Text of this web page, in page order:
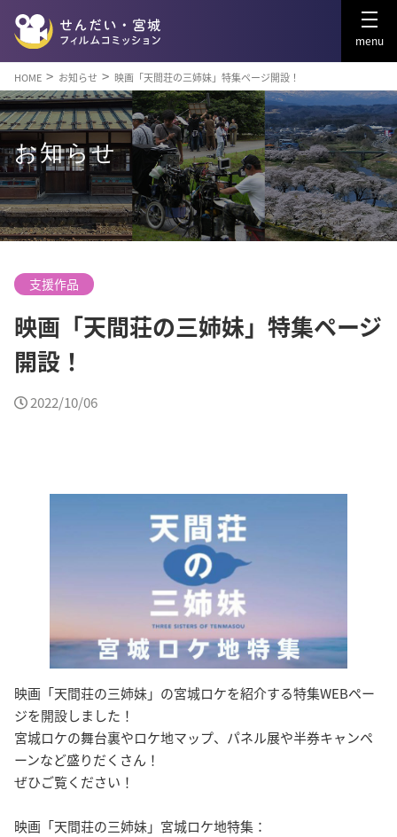
menu
HOME お知らせ 映画「天間荘の三姉妹」特集ページ開設！
お知らせ
支援作品
映画「天間荘の三姉妹」特集ページ
開設！
2022/10/06
映画「天間荘の三姉妹」の宮城ロケを紹介する特集WEBペー
ジを開設しました！
宮城ロケの舞台裏やロケ地マップ、パネル展や半券キャンペ
ーンなど盛りだくさん！
ぜひご覧ください！
映画「天間荘の三姉妹」宮城ロケ地特集：